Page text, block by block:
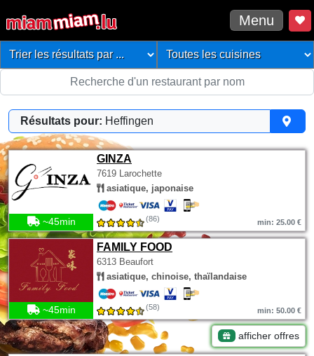
Menu
Résultats pour: Heffingen
GINZA
7619 Larochette
asiatique, japonaise
~45min (86) min: 25.00 €
FAMILY FOOD
6313 Beaufort
asiatique, chinoise, thaïlandaise
~45min (58) min: 50.00 €
afficher offres